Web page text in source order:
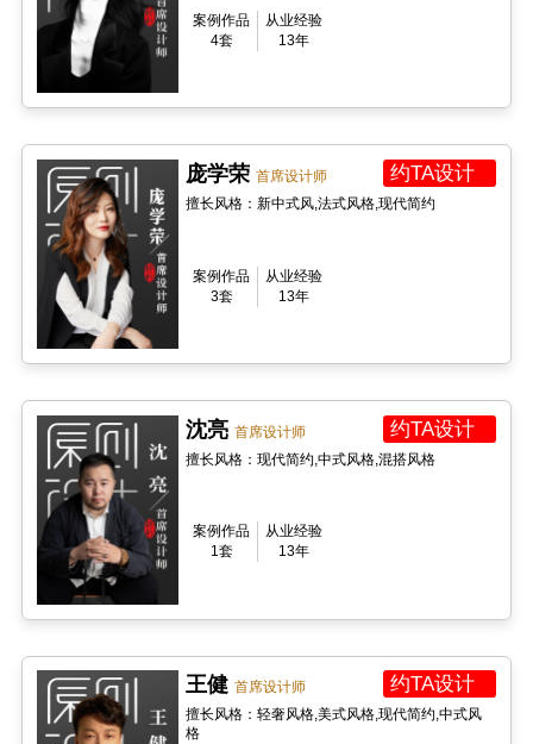
案例作品
4套
从业经验
13年
庞学荣首席设计师 约TA设计
擅长风格：新中式风,法式风格,现代简约
案例作品
3套
从业经验
13年
沈亮首席设计师 约TA设计
擅长风格：现代简约,中式风格,混搭风格
案例作品
1套
从业经验
13年
王健首席设计师 约TA设计
擅长风格：轻奢风格,美式风格,现代简约,中式风
格